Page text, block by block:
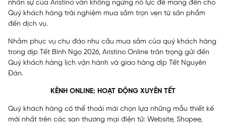
nhân sự của Aristino vẫn không ngừng nỗ lực để mang đến cho
Quý khách hàng trải nghiệm mua sắm trọn vẹn từ sản phẩm
đến dịch vụ.
Nhằm phục vụ chu đáo nhu cầu mua sắm của quý khách hàng
trong dịp Tết Bính Ngọ 2026, Aristino Online trân trọng gửi đến
Quý khách hàng lịch vận hành và giao hàng dịp Tết Nguyên
Đán.
KÊNH ONLINE: HOẠT ĐỘNG XUYÊN TẾT
Quý khách hàng có thể thoải mái chọn lựa những mẫu thiết kế
mới nhất trên các san thương mại điện tử: Website, Shopee,